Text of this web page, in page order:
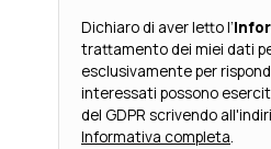
Dichiaro di aver letto l’
trattamento dei miei dati
esclusivamente per
interessati possono
del GDPR scrivendo
Informativa completa.